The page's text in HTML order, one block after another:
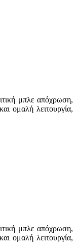
μπλε απόχρωση,
ομαλή λειτουργία,
μπλε απόχρωση,
ομαλή λειτουργία,